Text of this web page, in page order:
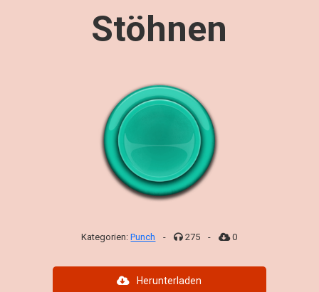
Stöhnen
Kategorien:Punch - 275 - 0
Herunterladen